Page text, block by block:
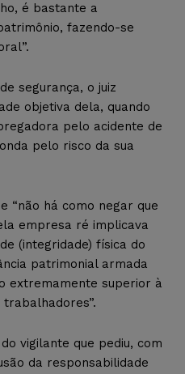
é bastante a
fazendo-se
segurança, o juiz
objetiva dela, quando
pelo acidente de
pelo risco da sua
“não há como negar que
empresa ré implicava
(integridade) física do
patrimonial armada
extremamente superior à
vigilante que pediu, com
da responsabilidade